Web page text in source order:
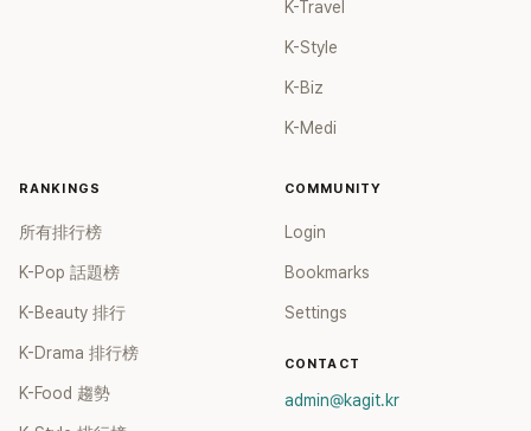
K-Travel
K-Style
K-Biz
K-Medi
RANKINGS
所有排行榜
K-Pop 話題榜
K-Beauty 排行
K-Drama 排行榜
K-Food 趨勢
COMMUNITY
Login
Bookmarks
Settings
CONTACT
admin@kagit.kr